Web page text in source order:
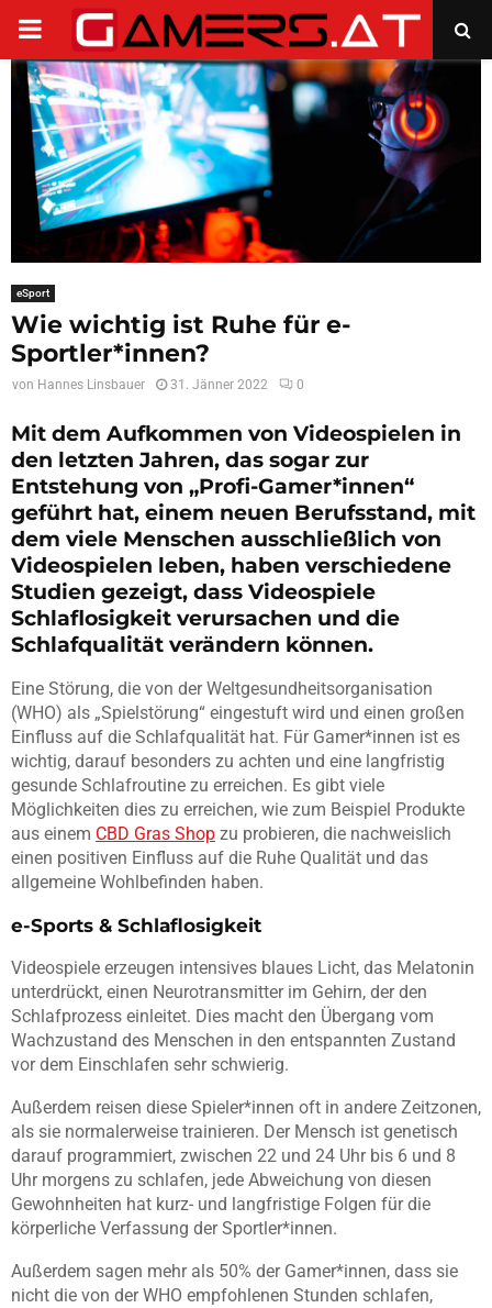
PRIMARY
MENU
eSport
Wie wichtig ist Ruhe für e-
Sportler*innen?
von Hannes Linsbauer 31. Jänner 2022 0
Mit dem Aufkommen von Videospielen in
den letzten Jahren, das sogar zur
Entstehung von „Profi-Gamer*innen“
geführt hat, einem neuen Berufsstand, mit
dem viele Menschen ausschließlich von
Videospielen leben, haben verschiedene
Studien gezeigt, dass Videospiele
Schlaflosigkeit verursachen und die
Schlafqualität verändern können.
Eine Störung, die von der Weltgesundheitsorganisation
(WHO) als „Spielstörung“ eingestuft wird und einen großen
Einfluss auf die Schlafqualität hat. Für Gamer*innen ist es
wichtig, darauf besonders zu achten und eine langfristig
gesunde Schlafroutine zu erreichen. Es gibt viele
Möglichkeiten dies zu erreichen, wie zum Beispiel Produkte
aus einem CBD Gras Shop zu probieren, die nachweislich
einen positiven Einfluss auf die Ruhe Qualität und das
allgemeine Wohlbefinden haben.
e-Sports & Schlaflosigkeit
Videospiele erzeugen intensives blaues Licht, das Melatonin
unterdrückt, einen Neurotransmitter im Gehirn, der den
Schlafprozess einleitet. Dies macht den Übergang vom
Wachzustand des Menschen in den entspannten Zustand
vor dem Einschlafen sehr schwierig.
Außerdem reisen diese Spieler*innen oft in andere Zeitzonen,
als sie normalerweise trainieren. Der Mensch ist genetisch
darauf programmiert, zwischen 22 und 24 Uhr bis 6 und 8
Uhr morgens zu schlafen, jede Abweichung von diesen
Gewohnheiten hat kurz- und langfristige Folgen für die
körperliche Verfassung der Sportler*innen.
Außerdem sagen mehr als 50% der Gamer*innen, dass sie
nicht die von der WHO empfohlenen Stunden schlafen,